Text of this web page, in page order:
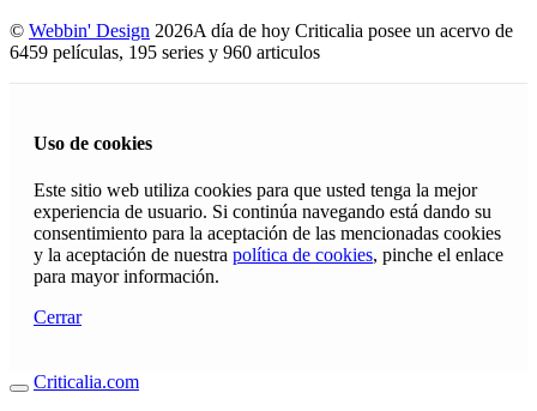
© Webbin' Design 2026A día de hoy Criticalia posee un acervo de
6459 películas, 195 series y 960 articulos
Uso de cookies
Este sitio web utiliza cookies para que usted tenga la mejor
experiencia de usuario. Si continúa navegando está dando su
consentimiento para la aceptación de las mencionadas cookies
y la aceptación de nuestra política de cookies, pinche el enlace
para mayor información.
Cerrar
Criticalia.com